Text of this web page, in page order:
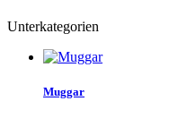
Unterkategorien
Muggar